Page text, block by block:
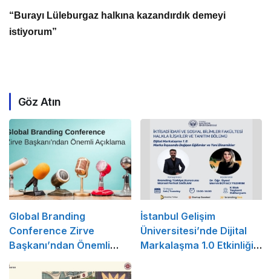
“Burayı Lüleburgaz halkına kazandırdık demeyi
istiyorum”
Göz Atın
Global Branding
Conference Zirve
Başkanı’ndan Önemli
Açıklama
İstanbul Gelişim
Üniversitesi’nde Dijital
Markalaşma 1.0 Etkinliği